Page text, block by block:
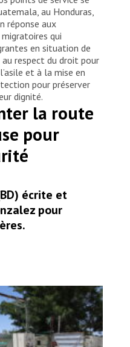
au Honduras,
réponse aux
qui
en situation de
respect du droit pour
et à la mise en
pour préserver
dignité.
la route
pour
écrite et
pour